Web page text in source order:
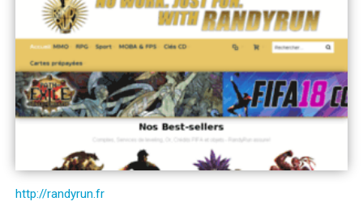
http://randyrun.fr